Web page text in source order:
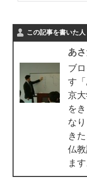
この記事を書いた人
あ
ブ
す
京
を
な
き
仏
ます